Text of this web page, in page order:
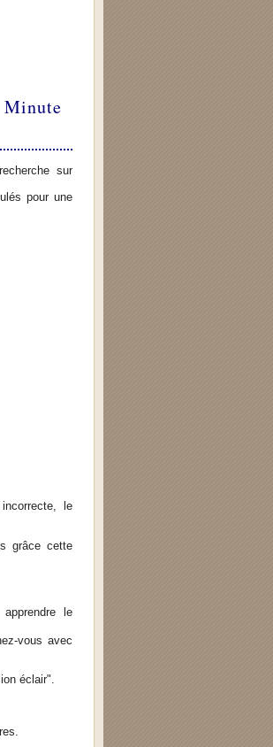
Minute
sur
pour une
le
grâce cette
le
vous avec
éclair".